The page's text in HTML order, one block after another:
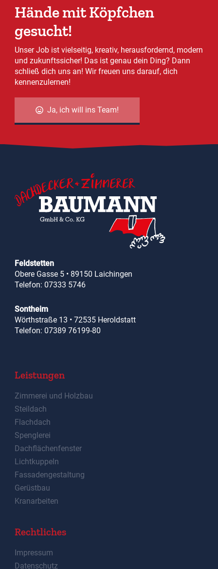
Hände mit Köpfchen
gesucht!
Unser Job ist vielseitig, kreativ, herausfordernd, modern
und zukunftssicher! Das ist genau dein Ding? Dann
schließ dich uns an! Wir freuen uns darauf, dich
kennenzulernen!
Ja, ich will ins Team!
Feldstetten
Obere Gasse 5 • 89150 Laichingen
Telefon: 07333 5746
Sontheim
Wörthstraße 13 • 72535 Heroldstatt
Telefon: 07389 76199-80
Leistungen
Zimmerei und Holzbau
Steildach
Flachdach
Spenglerei
Dachflächenfenster
Lichtkuppeln
Fassadengestaltung
Gerüstbau
Kranarbeiten
Rechtliches
Impressum
Datenschutz